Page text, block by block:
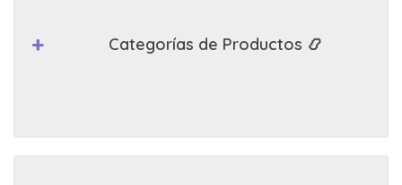
Categorías de Productos 📿